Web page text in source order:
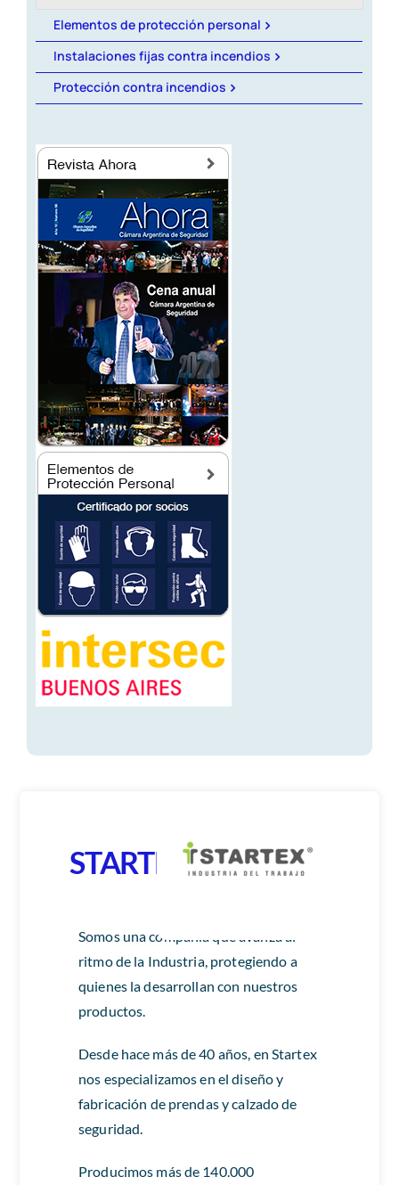
ACCESO EXCLUSIVO A SOCIOS
Elementos de protección personal
Instalaciones fijas contra incendios
Protección contra incendios
STARTEX S.A.
Somos una compañía que avanza al
ritmo de la Industria, protegiendo a
quienes la desarrollan con nuestros
productos.
Desde hace más de 40 años, en Startex
nos especializamos en el diseño y
fabricación de prendas y calzado de
seguridad.
Producimos más de 140.000